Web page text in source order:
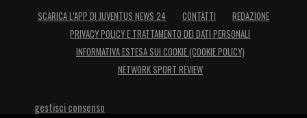
SCARICA L’APP DI JUVENTUS NEWS 24 CONTATTI
REDAZIONE
PRIVACY POLICY E TRATTAMENTO DEI DATI PERSONALI
INFORMATIVA ESTESA SUI COOKIE (COOKIE POLICY)
NETWORK SPORT REVIEW
gestisci consenso